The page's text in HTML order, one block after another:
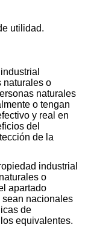
utilidad.
naturales o
naturales
o tengan
y real en
del
de la
industrial
o
apartado
sean nacionales
de
equivalentes.